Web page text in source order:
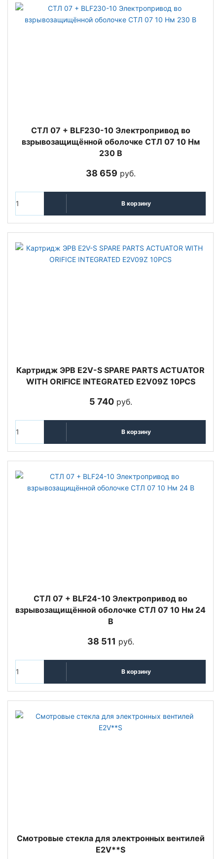
СТЛ 07 + BLF230-10 Электропривод во
взрывозащищённой оболочке СТЛ 07 10 Нм
230 В
38 659 руб.
В корзину
Картридж ЭРВ E2V-S SPARE PARTS ACTUATOR
WITH ORIFICE INTEGRATED E2V09Z 10PCS
5 740руб.
В корзину
СТЛ 07 + BLF24-10 Электропривод во
взрывозащищённой оболочке СТЛ 07 10 Нм 24
В
38 511 руб.
В корзину
Смотровые стекла для электронных вентилей
E2V**S